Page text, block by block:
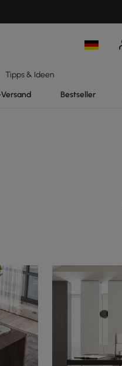
Tipps & Ideen
Bestseller